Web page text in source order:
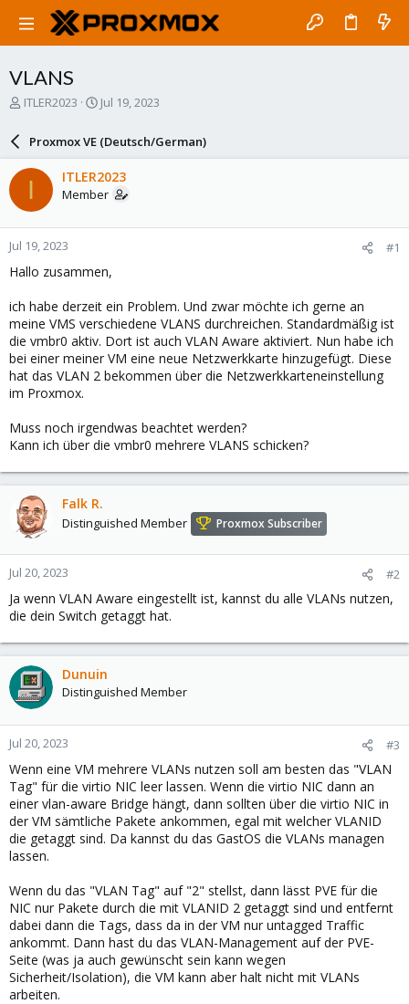
VLANS
T
a
d
t
a
r
t
e
ITLER2023
S
a
r
d
a
e
Jul 19, 2023
Proxmox VE (Deutsch/German)
I ITLER2023
Member
Jul 19, 2023 #1
Hallo zusammen,
ich habe derzeit ein Problem. Und zwar möchte ich gerne an
meine VMS verschiedene VLANS durchreichen. Standardmäßig ist
die vmbr0 aktiv. Dort ist auch VLAN Aware aktiviert. Nun habe ich
bei einer meiner VM eine neue Netzwerkkarte hinzugefügt. Diese
hat das VLAN 2 bekommen über die Netzwerkkarteneinstellung
im Proxmox.
Muss noch irgendwas beachtet werden?
Kann ich über die vmbr0 mehrere VLANS schicken?
Falk R.
Distinguished Member Proxmox Subscriber
Jul 20, 2023 #2
Ja wenn VLAN Aware eingestellt ist, kannst du alle VLANs nutzen,
die dein Switch getaggt hat.
Dunuin
Distinguished Member
Jul 20, 2023 #3
Wenn eine VM mehrere VLANs nutzen soll am besten das "VLAN
Tag" für die virtio NIC leer lassen. Wenn die virtio NIC dann an
einer vlan-aware Bridge hängt, dann sollten über die virtio NIC in
der VM sämtliche Pakete ankommen, egal mit welcher VLANID
die getaggt sind. Da kannst du das GastOS die VLANs managen
lassen.
Wenn du das "VLAN Tag" auf "2" stellst, dann lässt PVE für die
NIC nur Pakete durch die mit VLANID 2 getaggt sind und entfernt
dabei dann die Tags, dass da in der VM nur untagged Traffic
ankommt. Dann hast du das VLAN-Management auf der PVE-
Seite (was ja auch gewünscht sein kann wegen
Sicherheit/Isolation), die VM kann aber halt nicht mit VLANs
arbeiten.